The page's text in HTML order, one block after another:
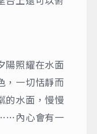
朝第六代國
一顆佛主舍利
子放在白象的
白象登上素貼
舍利子，台